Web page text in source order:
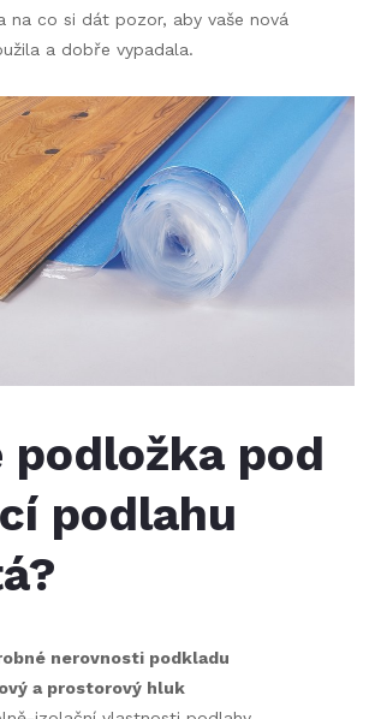
na co si dát pozor, aby vaše nová
a dobře vypadala.
podložka pod
podlahu
nerovnosti podkladu
a prostorový hluk